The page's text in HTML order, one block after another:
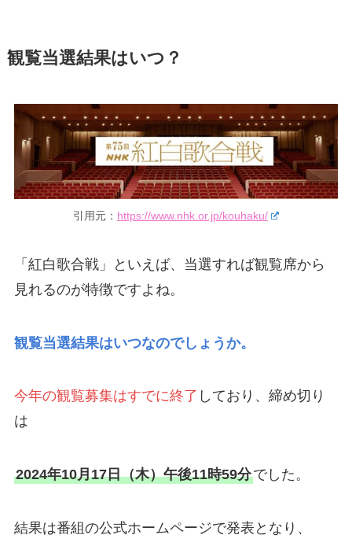
観覧当選結果はいつ？
引用元： https://www.nhk.or.jp/kouhaku/
「紅白歌合戦」といえば、当選すれば観覧席から
見れるのが特徴ですよね。
観覧当選結果はいつなのでしょうか。
今年の観覧募集はすでに終了 しており、締め切り
は
2024年10月17日（木）午後11時59分でした。
結果は番組の公式ホームページで発表となり、